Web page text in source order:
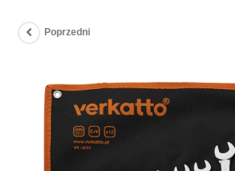
Poprzedni